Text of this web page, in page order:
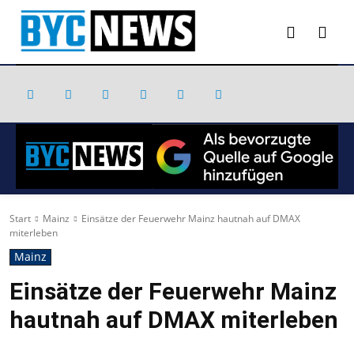
Start Mainz
Einsätze der Feuerwehr Mainz hautnah auf DMAX
miterleben
Mainz
Einsätze der Feuerwehr Mainz
hautnah auf DMAX miterleben